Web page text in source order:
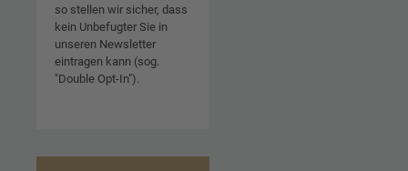
so stellen wir sicher, dass
kein Unbefugter Sie in
unseren Newsletter
eintragen kann (sog.
"Double Opt-In").